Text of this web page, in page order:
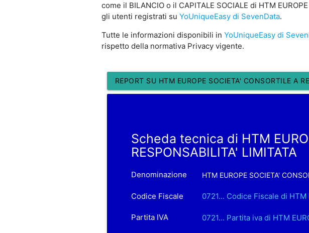
come il BILANCIO o il CAPITALE SOCIALE di HTM
gli utenti registrati su YoUniqueEasy di SevenData.
Tutte le informazioni disponibili in YoUniqueEasy di
rispetto della normativa Privacy vigente.
REPORT SU HTM EUROPE SOCIETA' CONSORTILE A
Scheda tecnica di HTM
RESPONSABILITA' LIMITATA
Denominazione HTM EUROPE SOCIETA'
Codice Fiscale 0721... Codice Fiscale di HTM
Partita IVA 0721... Partita iva di HTM